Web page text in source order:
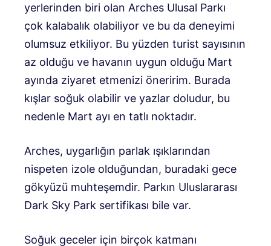
yerlerinden biri olan Arches Ulusal Parkı
çok kalabalık olabiliyor ve bu da deneyimi
olumsuz etkiliyor. Bu yüzden turist sayısının
az olduğu ve havanın uygun olduğu Mart
ayında ziyaret etmenizi öneririm. Burada
kışlar soğuk olabilir ve yazlar doludur, bu
nedenle Mart ayı en tatlı noktadır.
Arches, uygarlığın parlak ışıklarından
nispeten izole olduğundan, buradaki gece
gökyüzü muhteşemdir. Parkın Uluslararası
Dark Sky Park sertifikası bile var.
Soğuk geceler için birçok katmanı